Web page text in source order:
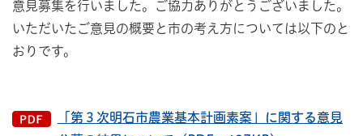
意見募集を行いました。ご協力ありがとうございました。
いただいたご意見の概要と市の考え方については以下のと
おりです。
「第３次明石市農業基本計画素案」に関する意見